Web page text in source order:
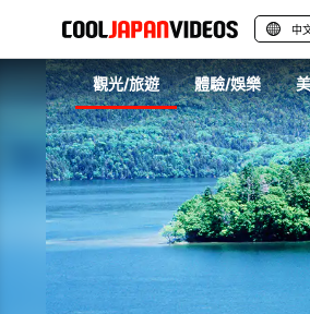
中
觀光/旅遊 體驗/娛樂